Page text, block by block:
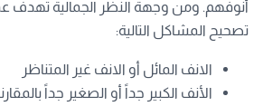
أنوفهم. ومن وجهة النظر الجمالية تهدف
تصحيح المشاكل التالية:
الانف المائل أو الانف غير المتناظر
الأنف الكبير جداً أو الصغير جداً